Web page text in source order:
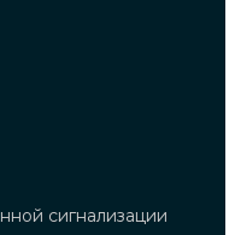
сигнализации